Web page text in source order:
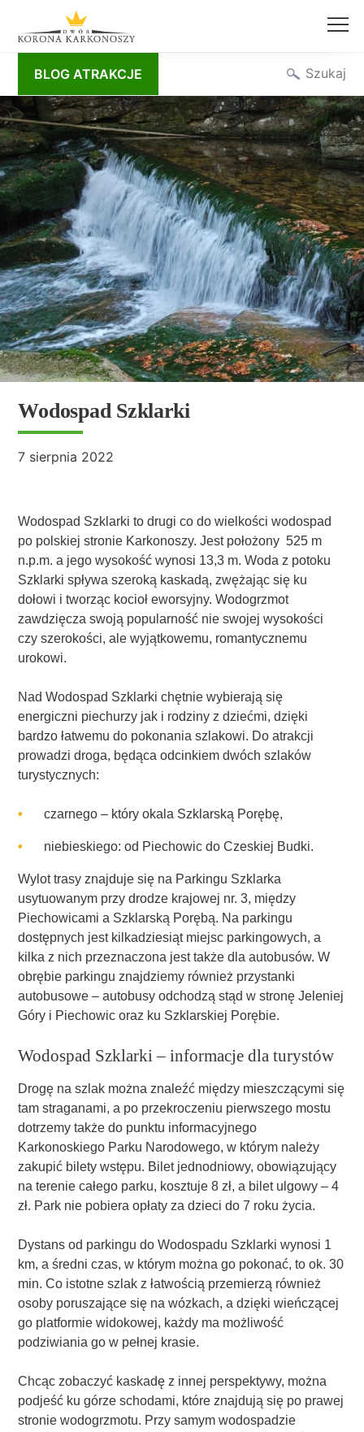
treści
BLOG ATRAKCJE
Wodospad Szklarki
7 sierpnia 2022
Wodospad Szklarki to drugi co do wielkości wodospad
po polskiej stronie Karkonoszy. Jest położony 525 m
n.p.m. a jego wysokość wynosi 13,3 m. Woda z potoku
Szklarki spływa szeroką kaskadą, zwężając się ku
dołowi i tworząc kocioł eworsyjny. Wodogrzmot
zawdzięcza swoją popularność nie swojej wysokości
czy szerokości, ale wyjątkowemu, romantycznemu
urokowi.
Nad Wodospad Szklarki chętnie wybierają się
energiczni piechurzy jak i rodziny z dziećmi, dzięki
bardzo łatwemu do pokonania szlakowi. Do atrakcji
prowadzi droga, będąca odcinkiem dwóch szlaków
turystycznych:
czarnego – który okala Szklarską Porębę,
niebieskiego: od Piechowic do Czeskiej Budki.
Wylot trasy znajduje się na Parkingu Szklarka
usytuowanym przy drodze krajowej nr. 3, między
Piechowicami a Szklarską Porębą. Na parkingu
dostępnych jest kilkadziesiąt miejsc parkingowych, a
kilka z nich przeznaczona jest także dla autobusów. W
obrębie parkingu znajdziemy również przystanki
autobusowe – autobusy odchodzą stąd w stronę Jeleniej
Góry i Piechowic oraz ku Szklarskiej Porębie.
Wodospad Szklarki – informacje dla turystów
Drogę na szlak można znaleźć między mieszczącymi się
tam straganami, a po przekroczeniu pierwszego mostu
dotrzemy także do punktu informacyjnego
Karkonoskiego Parku Narodowego, w którym należy
zakupić bilety wstępu. Bilet jednodniowy, obowiązujący
na terenie całego parku, kosztuje 8 zł, a bilet ulgowy – 4
zł. Park nie pobiera opłaty za dzieci do 7 roku życia.
Dystans od parkingu do Wodospadu Szklarki wynosi 1
km, a średni czas, w którym można go pokonać, to ok. 30
min. Co istotne szlak z łatwością przemierzą również
osoby poruszające się na wózkach, a dzięki wieńczącej
go platformie widokowej, każdy ma możliwość
podziwiania go w pełnej krasie.
Chcąc zobaczyć kaskadę z innej perspektywy, można
podjeść ku górze schodami, które znajdują się po prawej
stronie wodogrzmotu. Przy samym wodospadzie